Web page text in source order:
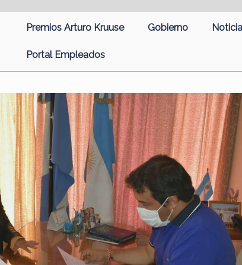
Premios Arturo Kruuse Gobierno
Portal Empleados